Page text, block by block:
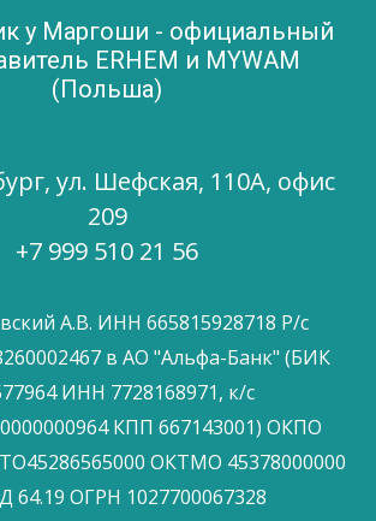
у Маргоши - официальный
ERHEM и MYWAM
(Польша)
ул. Шефская, 110А, офис
209
+7 999 510 21 56
А.В. ИНН 665815928718 Р/с
в АО "Альфа-Банк" (БИК
ИНН 7728168971, к/с
КПП 667143001) ОКПО
ОКТМО 45378000000
64.19 ОГРН 1027700067328